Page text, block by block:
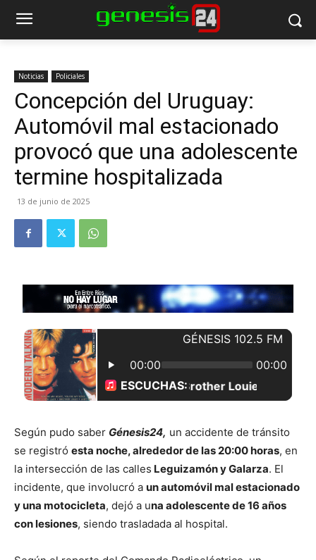
Noticias Policiales
Concepción del Uruguay:
Automóvil mal estacionado
provocó que una adolescente
termine hospitalizada
13 de junio de 2025
Según pudo saber Génesis24, un accidente de tránsito
se registró esta noche, alrededor de las 20:00 horas, en
la intersección de las calles Leguizamón y Galarza. El
incidente, que involucró a un automóvil mal estacionado
y una motocicleta, dejó a una adolescente de 16 años
con lesiones, siendo trasladada al hospital.